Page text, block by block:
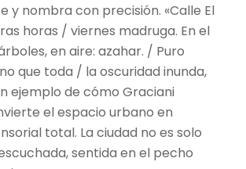
y nombra con precisión. «Calle El
horas / viernes madruga. En el
en aire: azahar. / Puro
que toda / la oscuridad inunda,
ejemplo de cómo Graciani
el espacio urbano en
total. La ciudad no es solo
sentida en el pecho